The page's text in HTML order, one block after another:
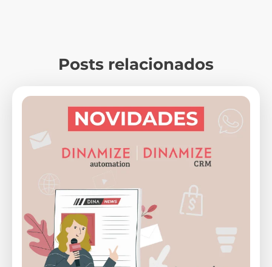
Posts relacionados